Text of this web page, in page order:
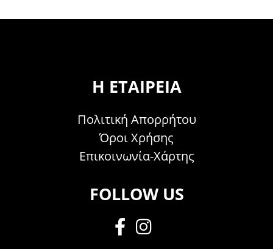
Η ΕΤΑΙΡΕΊΑ
Πολιτική Απορρήτου
Όροι Χρήσης
Επικοινωνία-Χάρτης
FOLLOW US